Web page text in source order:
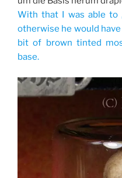
With that I was able to
otherwise he would
bit of brown tinted
base.